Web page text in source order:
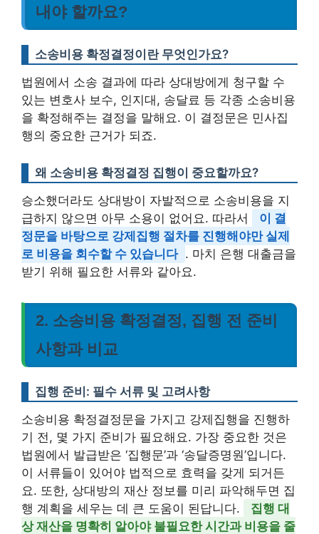
내야 할까요?
소송비용 확정결정이란 무엇인가요?
법원에서 소송 결과에 따라 상대방에게 청구할 수
있는 변호사 보수, 인지대, 송달료 등 각종 소송비용
을 확정해주는 결정을 말해요. 이 결정문은 민사집
행의 중요한 근거가 되죠.
왜 소송비용 확정결정 집행이 중요할까요?
승소했더라도 상대방이 자발적으로 소송비용을 지
급하지 않으면 아무 소용이 없어요. 따라서
이 결
정문을 바탕으로 강제집행 절차를 진행해야만 실제
로 비용을 회수할 수 있습니다 . 마치 은행 대출금을
받기 위해 필요한 서류와 같아요.
2. 소송비용 확정결정, 집행 전 준비
사항과 비교
집행 준비: 필수 서류 및 고려사항
소송비용 확정결정문을 가지고 강제집행을 진행하
기 전, 몇 가지 준비가 필요해요. 가장 중요한 것은
법원에서 발급받은 ‘집행문’과 ‘송달증명원’입니다.
이 서류들이 있어야 법적으로 효력을 갖게 되거든
요. 또한, 상대방의 재산 정보를 미리 파악해두면 집
행 계획을 세우는 데 큰 도움이 된답니다.
집행 대
상 재산을 명확히 알아야 불필요한 시간과 비용을 줄